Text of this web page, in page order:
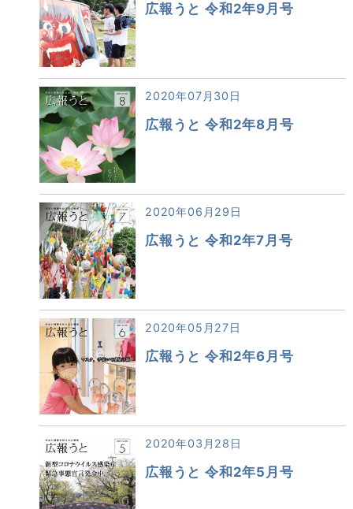
広報うと 令和2年9月号
2020年07月30日
広報うと 令和2年8月号
2020年06月29日
広報うと 令和2年7月号
2020年05月27日
広報うと 令和2年6月号
2020年03月28日
広報うと 令和2年5月号